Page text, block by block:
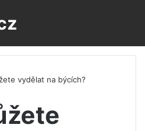
vydělat na býcích?